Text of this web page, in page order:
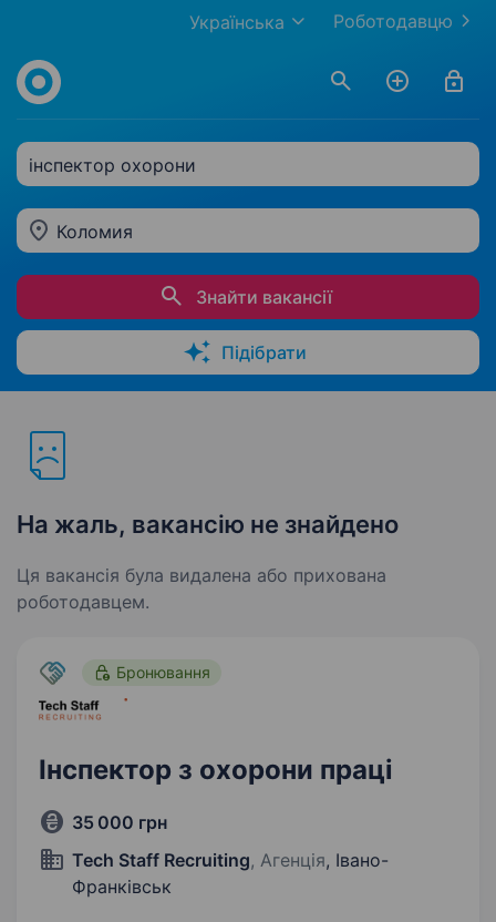
Роботодавцю
Українська
інспектор охорони
Коломия
Знайти вакансії
Підібрати
На жаль, вакансію не знайдено
Ця вакансія була видалена або прихована
роботодавцем.
Бронювання
Інспектор з охорони праці
35 000 грн
Tech Staff Recruiting, Агенція, Івано-
Франківськ